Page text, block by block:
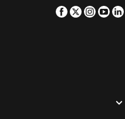
Miami Beach, Florida Hotell
Facebook
Twitter